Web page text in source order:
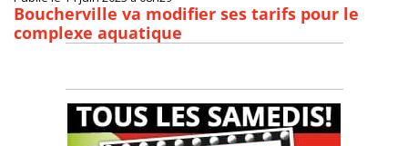
Boucherville va modifier ses tarifs pour le
complexe aquatique